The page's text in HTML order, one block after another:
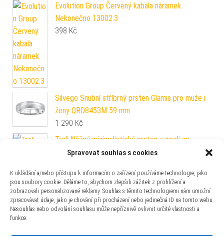
Spravovat souhlas s cookies
K ukládání a/nebo přístupu k informacím o zařízení používáme technologie, jako
jsou soubory cookie. Děláme to, abychom zlepšili zážitek z prohlížení a
zobrazovali personalizované reklamy. Souhlas s těmito technologiemi nám umožní
zpracovávat údaje, jako je chování při procházení nebo jedinečná ID na tomto webu.
Nesouhlas nebo odvolání souhlasu může nepříznivě ovlivnit určité vlastnosti a
funkce.
Evolution Group Červený kabala náramek
Nekonečno 13002.3
398 Kč
Silvego Snubní stříbrný prsten Glamis pro muže i
ženy QRD8453M 59 mm
1 290 Kč
Troli Něžný minimalistický prsten z oceli se
zirkony Silver 56 mm